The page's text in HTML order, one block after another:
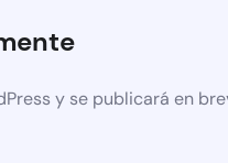
y se publicará en